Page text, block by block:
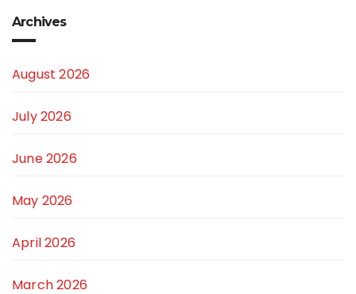
Archives
August 2026
July 2026
June 2026
May 2026
April 2026
March 2026